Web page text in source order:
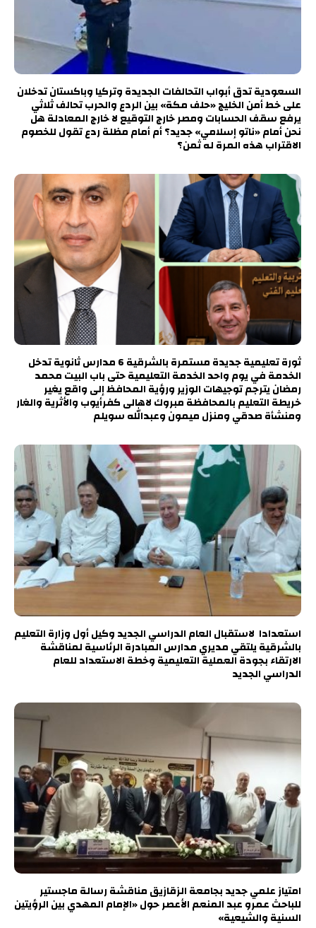
السعودية تدق أبواب التحالفات الجديدة وتركيا وباكستان تدخلان
على خط أمن الخليج «حلف مكة» بين الردع والحرب تحالف ثلاثي
يرفع سقف الحسابات ومصر خارج التوقيع لا خارج المعادلة هل
نحن أمام «ناتو إسلامي» جديد؟ أم أمام مظلة ردع تقول للخصوم
الاقتراب هذه المرة له ثمن؟
ثورة تعليمية جديدة مستمرة بالشرقية 6 مدارس ثانوية تدخل
الخدمة في يوم واحد الخدمة التعليمية حتى باب البيت محمد
رمضان يترجم توجيهات الوزير ورؤية المحافظ إلى واقع يغير
خريطة التعليم بالمحافظة مبروك لاهالى كفرأيوب والأثرية والغار
ومنشأة صدقي ومنزل ميمون وعبدالله سويلم
استعدادا لاستقبال العام الدراسي الجديد وكيل أول وزارة التعليم
بالشرقية يلتقي مديري مدارس المبادرة الرئاسية لمناقشة
الارتقاء بجودة العملية التعليمية وخطة الاستعداد للعام
الدراسي الجديد
امتياز علمي جديد بجامعة الزقازيق مناقشة رسالة ماجستير
للباحث عمرو عبد المنعم الأعصر حول «الإمام المهدي بين الرؤيتين
السنية والشيعية»